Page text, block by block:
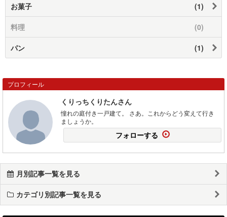
お菓子 (1)
料理 (0)
パン (1)
プロフィール
くりっちくりたんさん
憧れの庭付き一戸建て。 さあ。これからどう変えて行き
ましょうか。
フォローする
月別記事一覧を見る
カテゴリ別記事一覧を見る